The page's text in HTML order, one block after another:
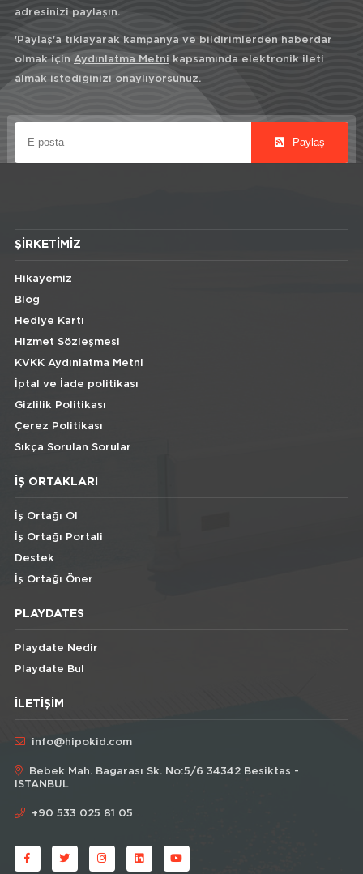
adresinizi paylaşın.
'Paylaş'a tıklayarak kampanya ve bildirimlerden haberdar
olmak için Aydınlatma Metni kapsamında elektronik ileti
almak istediğinizi onaylıyorsunuz.
Paylaş
ŞIRKETIMIZ
Hikayemiz
Blog
Hediye Kartı
Hizmet Sözleşmesi
KVKK Aydınlatma Metni
İptal ve İade politikası
Gizlilik Politikası
Çerez Politikası
Sıkça Sorulan Sorular
İŞ ORTAKLARI
İş Ortağı Ol
İş Ortağı Portali
Destek
İş Ortağı Öner
PLAYDATES
Playdate Nedir
Playdate Bul
İLETIŞIM
info@hipokid.com
Bebek Mah. Bagarası Sk. No:5/6 34342 Besiktas -
ISTANBUL
+90 533 025 81 05